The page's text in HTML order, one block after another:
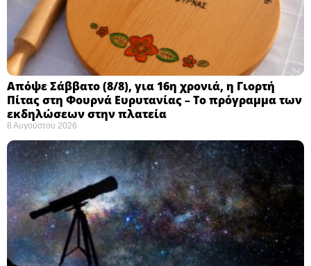
Απόψε Σάββατο (8/8), για 16η χρονιά, η Γιορτή
Πίτας στη Φουρνά Ευρυτανίας – Το πρόγραμμα των
εκδηλώσεων στην πλατεία
8 Αυγούστου 2026